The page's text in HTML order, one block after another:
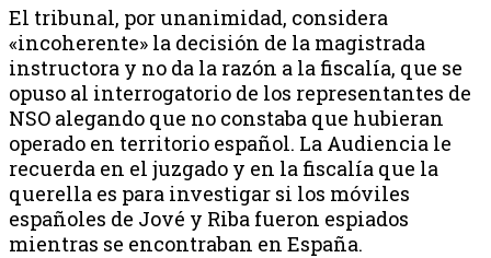
El tribunal, por unanimidad, considera
«incoherente» la decisión de la magistrada
instructora y no da la razón a la fiscalía, que se
opuso al interrogatorio de los representantes de
NSO alegando que no constaba que hubieran
operado en territorio español. La Audiencia le
recuerda en el juzgado y en la fiscalía que la
querella es para investigar si los móviles
españoles de Jové y Riba fueron espiados
mientras se encontraban en España.